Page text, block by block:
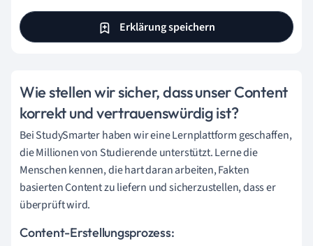
Erklärung speichern
Wie stellen wir sicher, dass unser Content
korrekt und vertrauenswürdig ist?
Bei StudySmarter haben wir eine Lernplattform geschaffen,
die Millionen von Studierende unterstützt. Lerne die
Menschen kennen, die hart daran arbeiten, Fakten
basierten Content zu liefern und sicherzustellen, dass er
überprüft wird.
Content-Erstellungsprozess: